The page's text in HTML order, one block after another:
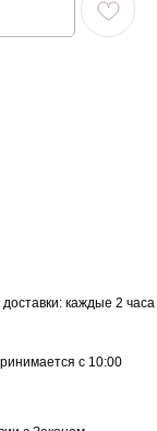
каждые 2 часа
с 10:00